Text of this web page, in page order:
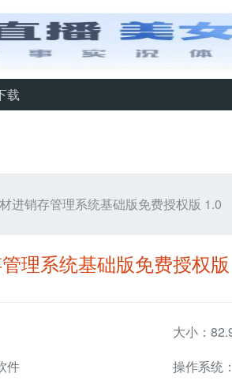
载
进销存管理系统基础版免费授权版 1.0
理系统基础版免费授权
大小：
件